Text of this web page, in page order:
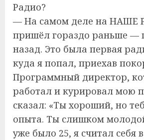
Радио?
— На самом деле на НАШЕ
пришёл гораздо раньше —
назад. Это была первая
куда я попал, приехав
Программный директор,
работал и курировал мою
сказал: «Ты хороший, но
опыта. Ты слишком
уже было 25, я считал себя